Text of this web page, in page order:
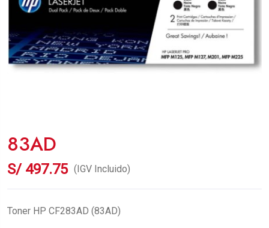
83AD
S/497.75 (IGV Incluido)
Toner HP CF283AD (83AD)